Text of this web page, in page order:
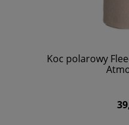
Koc polarowy